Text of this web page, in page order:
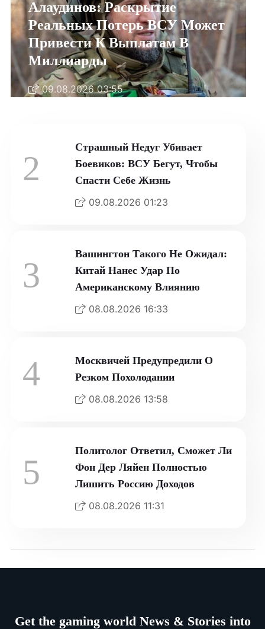
Алаудинов: Раскрытие
Реальных Потерь ВСУ Может
Привести К Выплатам В
Миллиарды
09.08.2026 03:55
2
Страшный Недуг Убивает
Боевиков: ВСУ Бегут, Чтобы
Спасти Себе Жизнь
09.08.2026 01:23
3
Вашингтон Такого Не Ожидал:
Китай Нанес Удар По
Американскому Влиянию
08.08.2026 16:33
4
Москвичей Предупредили О
Резком Похолодании
08.08.2026 13:58
5
Политолог Ответил, Сможет Ли
Фон Дер Ляйен Полностью
Лишить Россию Доходов
08.08.2026 11:31
Get the gaming world News & Stories into